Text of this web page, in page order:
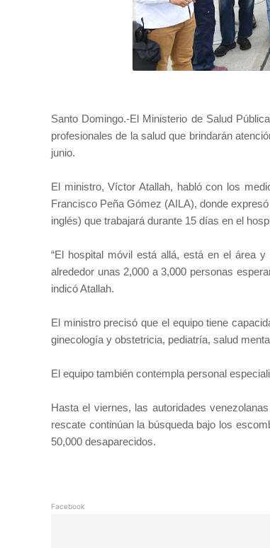
Santo Domingo.-El Ministerio de Salud
profesionales de la salud que brindarán
junio.
El ministro, Víctor Atallah, habló con los
Francisco Peña Gómez (AILA), donde
inglés) que trabajará durante 15 días en el
“El hospital móvil está allá, está en el área
alrededor unas 2,000 a 3,000 personas
indicó Atallah.
El ministro precisó que el equipo tiene
ginecología y obstetricia, pediatría, salud
El equipo también contempla personal
Hasta el viernes, las autoridades
rescate continúan la búsqueda bajo los
50,000 desaparecidos.
Facebook